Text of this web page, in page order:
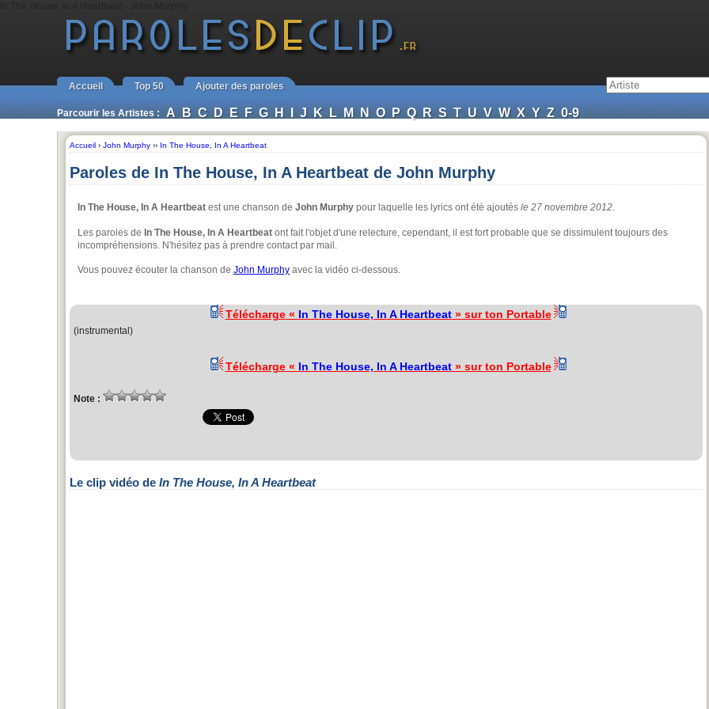
Accueil Top 50 Ajouter des paroles
Parcourir les Artistes : A B C D E F G H I J K L M N O P Q R S T U V W X Y Z 0-9
Accueil › John Murphy ›› In The House, In A Heartbeat
Paroles de In The House, In A Heartbeat de John Murphy
In The House, In A Heartbeat est une chanson de John Murphy pour laquelle les lyrics ont été ajoutés le 27 novembre 2012.
Les paroles de In The House, In A Heartbeat ont fait l'objet d'une relecture, cependant, il est fort probable que se dissimulent toujours des
incompréhensions. N'hésitez pas à prendre contact par mail.
Vous pouvez écouter la chanson de John Murphy avec la vidéo ci-dessous.
Télécharge « In The House, In A Heartbeat» sur ton Portable
(instrumental)
Télécharge « In The House, In A Heartbeat» sur ton Portable
Note :
Le clip vidéo de In The House, In A Heartbeat